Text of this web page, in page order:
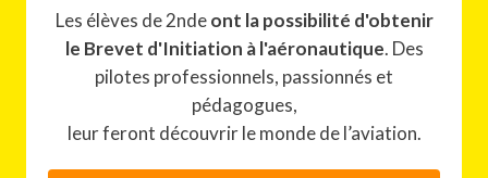
Les élèves de 2ndeont la possibilité d'obtenir
le Brevet d'Initiation à l'aéronautique. Des
pilotes professionnels, passionnés et
pédagogues,
leur feront découvrir le monde de l’aviation.